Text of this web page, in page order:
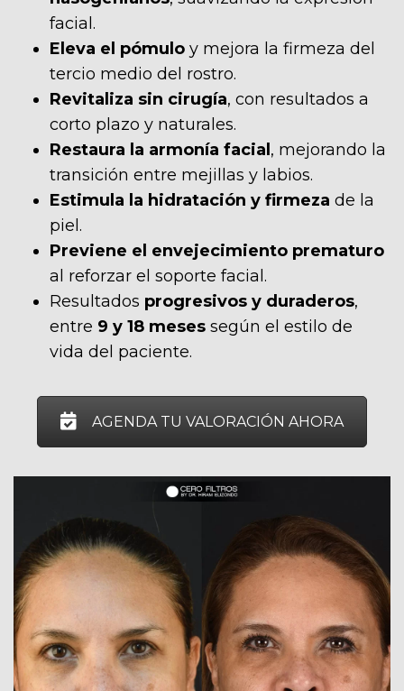
facial.
Eleva el pómulo y mejora la firmeza del
tercio medio del rostro.
Revitaliza sin cirugía, con resultados a
corto plazo y naturales.
Restaura la armonía facial , mejorando la
transición entre mejillas y labios.
Estimula la hidratación y firmeza de la
piel.
Previene el envejecimiento prematuro
al reforzar el soporte facial.
Resultados progresivos y duraderos,
entre 9 y 18 meses según el estilo de
vida del paciente.
AGENDA TU VALORACIÓN AHORA